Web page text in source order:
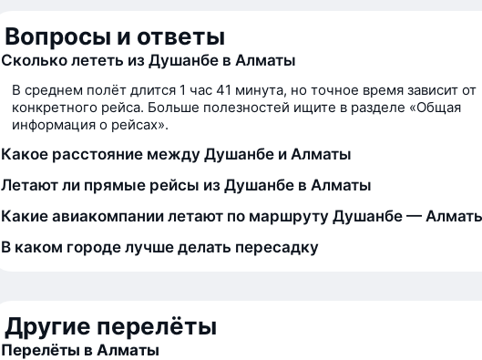
Вопросы и ответы
Сколько лететь из Душанбе в Алматы
В среднем полёт длится 1 час 41 минута, но точное время зависит от
конкретного рейса. Больше полезностей ищите в разделе «Общая
информация о рейсах».
Какое расстояние между Душанбе и Алматы
Летают ли прямые рейсы из Душанбе в Алматы
Какие авиакомпании летают по маршруту Душанбе —
В каком городе лучше делать пересадку
Другие перелёты
Перелёты в Алматы